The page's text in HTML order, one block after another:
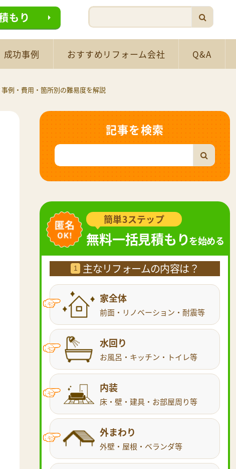
もり
成功事例 おすすめリフォーム会社 Q&A
例・費用・箇所別の難易度を解説
記事を検索
簡単3ステップ
無料一括見積もりを始める
1 主なリフォームの内容は？
家全体
前面・リノベーション・耐震等
水回り
お風呂・キッチン・トイレ等
内装
床・壁・建具・お部屋周り等
外まわり
外壁・屋根・ベランダ等